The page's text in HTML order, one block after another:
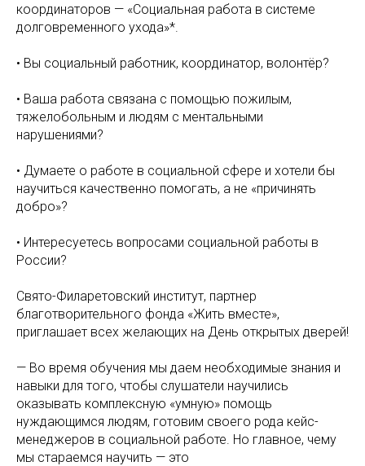
координаторов — «Социальная работа в системе
долговременного ухода»*.
• Вы социальный работник, координатор, волонтёр?
• Ваша работа связана с помощью пожилым,
тяжелобольным и людям с ментальными
нарушениями?
• Думаете о работе в социальной сфере и хотели бы
научиться качественно помогать, а не «причинять
добро»?
• Интересуетесь вопросами социальной работы в
России?
Свято-Филаретовский институт, партнер
благотворительного фонда «Жить вместе»,
приглашает всех желающих на День открытых дверей!
— Во время обучения мы даем необходимые знания и
навыки для того, чтобы слушатели научились
оказывать комплексную «умную» помощь
нуждающимся людям, готовим своего рода кейс-
менеджеров в социальной работе. Но главное, чему
мы стараемся научить — это